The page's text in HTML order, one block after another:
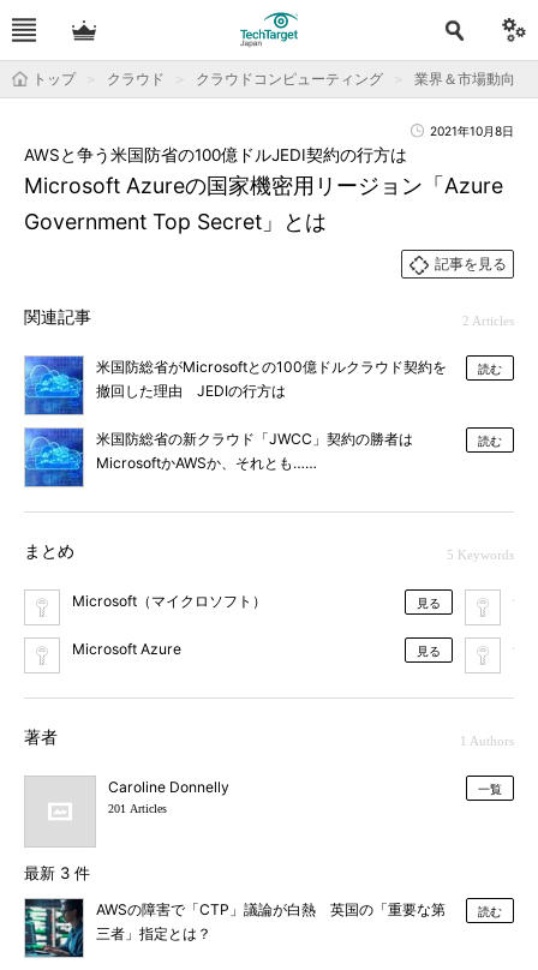
トップ クラウド クラウドコンピューティング 業界＆市場動向
2021年10月8日
Microsoft Azureの国家機密用リージョン「Azure
Government Top Secret」とは
AWSと争う米国防省の100億ドルJEDI契約の行方は
記事を見る
関連記事 2 Articles
米国防総省がMicrosoftとの100億ドルクラウド契約を
撤回した理由 JEDIの行方は
読む
米国防総省の新クラウド「JWCC」契約の勝者は
MicrosoftかAWSか、それとも……
読む
まとめ 5 Keywords
Microsoft（マイクロソフト） 見る
Microsoft Azure 見る
デ
デ
著者 1 Authors
Caroline Donnelly
201 Articles
一覧
最新 3 件
AWSの障害で「CTP」議論が白熱 英国の「重要な第
三者」指定とは？
読む